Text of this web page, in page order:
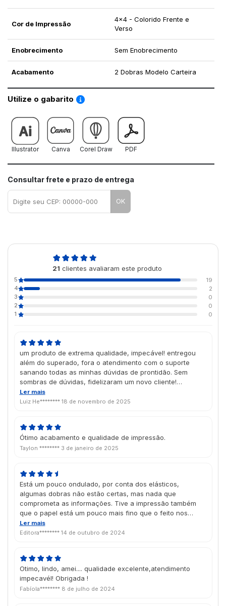
Cor de Impressão
4x4 - Colorido Frente e
Verso
Enobrecimento Sem Enobrecimento
Acabamento 2 Dobras Modelo Carteira
Utilize o gabarito Saiba como utilizar os nossos gabaritos
Illustrator Canva Corel Draw PDF
Consultar frete e prazo de entrega
OK
21 clientes avaliaram este produto
5
19
4
2
3
0
2
0
1
0
um produto de extrema qualidade, impecável! entregou
além do superado, fora o atendimento com o suporte
sanando todas as minhas dúvidas de prontidão. Sem
sombras de dúvidas, fidelizaram um novo cliente!
Parabéns todo o time da Futura.
Ler mais
Luiz He******** 18 de novembro de 2025
Ótimo acabamento e qualidade de impressão.
Taylon ******** 3 de janeiro de 2025
Está um pouco ondulado, por conta dos elásticos,
algumas dobras não estão certas, mas nada que
comprometa as informações. Tive a impressão também
que o papel está um pouco mais fino que o feito nos
últimos anos.
Ler mais
Editora******** 14 de outubro de 2024
Otimo, lindo, amei.... qualidade excelente,atendimento
impecavél! Obrigada !
Fabíola******** 8 de julho de 2024